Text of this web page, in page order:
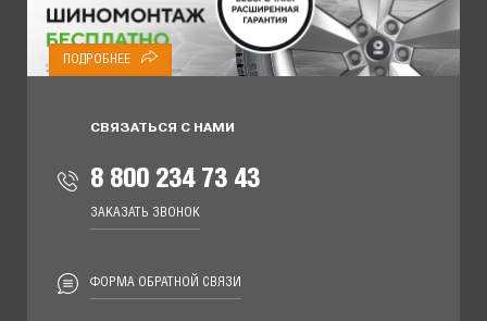
ПОДРОБНЕЕ
СВЯЗАТЬСЯ С НАМИ
8 800 234 73 43
ЗАКАЗАТЬ ЗВОНОК
ФОРМА ОБРАТНОЙ СВЯЗИ